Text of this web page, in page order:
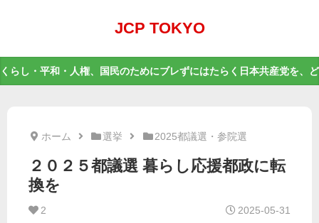
JCP TOKYO
くらし・平和・人権、国民のためにブレずにはたらく日本共産党を、
ホーム 選挙 2025都議選・参院選
２０２５都議選 暮らし応援都政に転
換を
2 2025-05-31